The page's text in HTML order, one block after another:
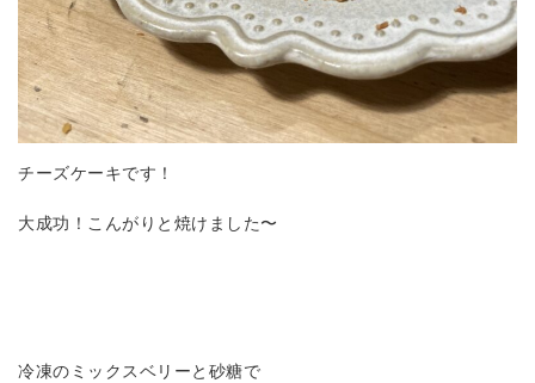
チーズケーキです！
大成功！こんがりと焼けました〜
冷凍のミックスベリーと砂糖で